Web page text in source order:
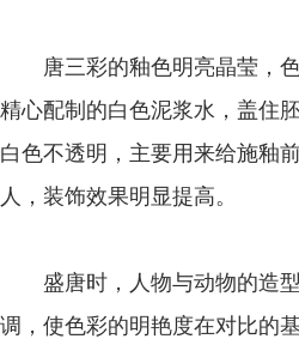
唐三彩的釉色明亮晶莹，色
精心配制的白色泥浆水，盖住
白色不透明，主要用来给施釉
人，装饰效果明显提高。
盛唐时，人物与动物的造型
调，使色彩的明艳度在对比的